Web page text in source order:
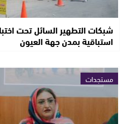
شبكات التطهير السائل تحت
استباقية بمدن جهة العيون
مستجدات